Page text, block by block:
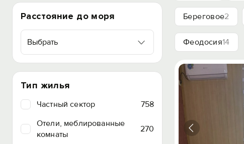
Расстояние до моря
Выбрать
Тип жилья
Частный сектор
758
Отели, меблированные
комнаты
270
Береговое2
Феодосия14